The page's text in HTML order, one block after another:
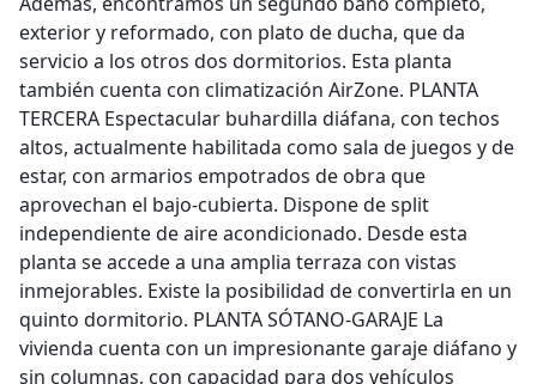
exterior y reformado, con plato de ducha, que da
servicio a los otros dos dormitorios. Esta planta
también cuenta con climatización AirZone. PLANTA
TERCERA Espectacular buhardilla diáfana, con techos
altos, actualmente habilitada como sala de juegos y de
estar, con armarios empotrados de obra que
aprovechan el bajo-cubierta. Dispone de split
independiente de aire acondicionado. Desde esta
planta se accede a una amplia terraza con vistas
inmejorables. Existe la posibilidad de convertirla en un
quinto dormitorio. PLANTA SÓTANO-GARAJE La
vivienda cuenta con un impresionante garaje diáfano y
sin columnas, con capacidad para dos vehículos